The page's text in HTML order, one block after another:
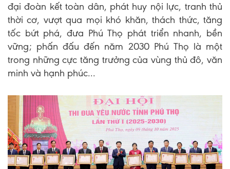
đại đoàn kết toàn dân, phát huy nội lực, tranh thủ
thời cơ, vượt qua mọi khó khăn, thách thức, tăng
tốc bứt phá, đưa Phú Thọ phát triển nhanh, bền
vững; phấn đấu đến năm 2030 Phú Thọ là một
trong những cực tăng trưởng của vùng thủ đô, văn
minh và hạnh phúc...